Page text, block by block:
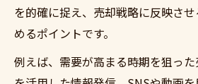
を的確に捉え、売却戦略に反映さ
めるポイントです。
例えば、需要が高まる時期を狙っ